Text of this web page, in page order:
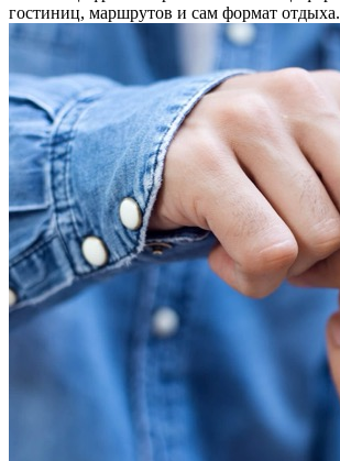
гостиниц, маршрутов и сам формат отдыха.